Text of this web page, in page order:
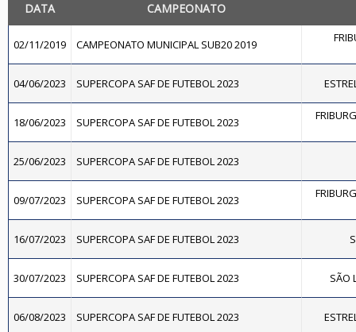
DATA CAMPEONATO
02/11/2019 CAMPEONATO MUNICIPAL SUB20 2019
04/06/2023 SUPERCOPA SAF DE FUTEBOL 2023
18/06/2023 SUPERCOPA SAF DE FUTEBOL 2023
25/06/2023 SUPERCOPA SAF DE FUTEBOL 2023
09/07/2023 SUPERCOPA SAF DE FUTEBOL 2023
16/07/2023 SUPERCOPA SAF DE FUTEBOL 2023
30/07/2023 SUPERCOPA SAF DE FUTEBOL 2023 SÃO
06/08/2023 SUPERCOPA SAF DE FUTEBOL 2023